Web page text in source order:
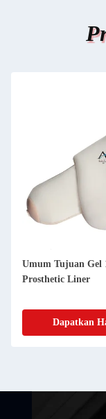
Umum Tujuan Gel
Prosthetic Liner
Dapatkan